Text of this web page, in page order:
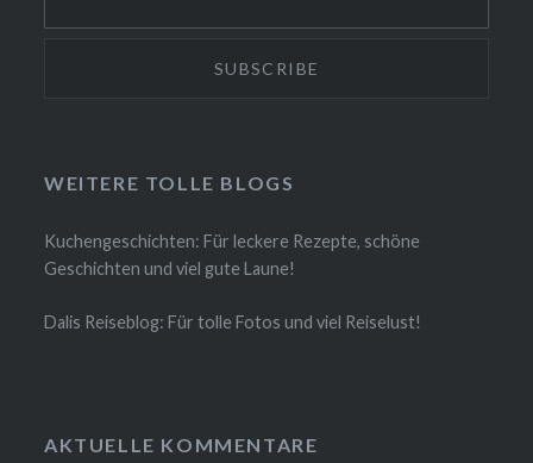
WEITERE TOLLE BLOGS
Kuchengeschichten: Für leckere Rezepte, schöne
Geschichten und viel gute Laune!
Dalis Reiseblog: Für tolle Fotos und viel Reiselust!
AKTUELLE KOMMENTARE